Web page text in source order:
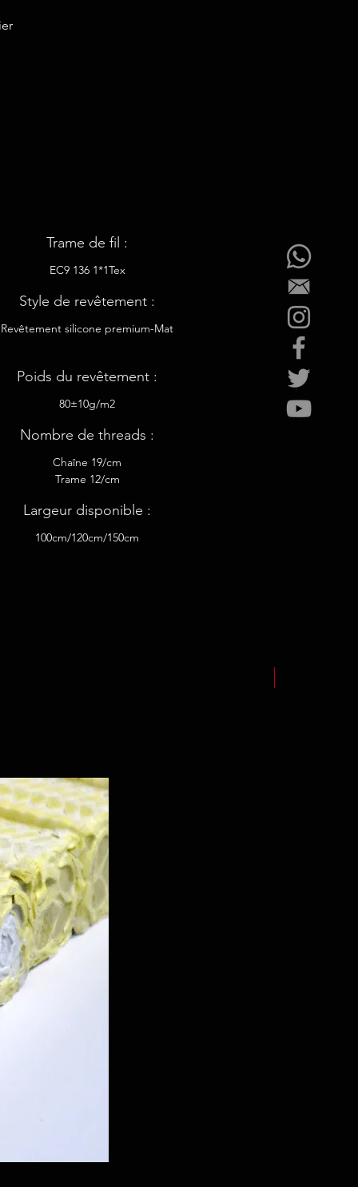
Trame de fil :
EC9 136 1*1Tex
Style de revêtement :
Revêtement silicone premium-Mat
Poids du revêtement :
80±10g/m2
Nombre de threads :
Chaîne 19/cm
Trame 12/cm
Largeur disponible :
100cm/120cm/150cm